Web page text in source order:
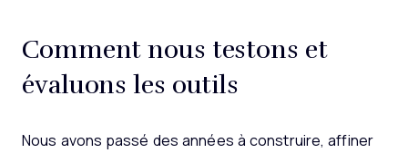
Comment nous testons et
évaluons les outils
Nous avons passé des années à construire, affiner